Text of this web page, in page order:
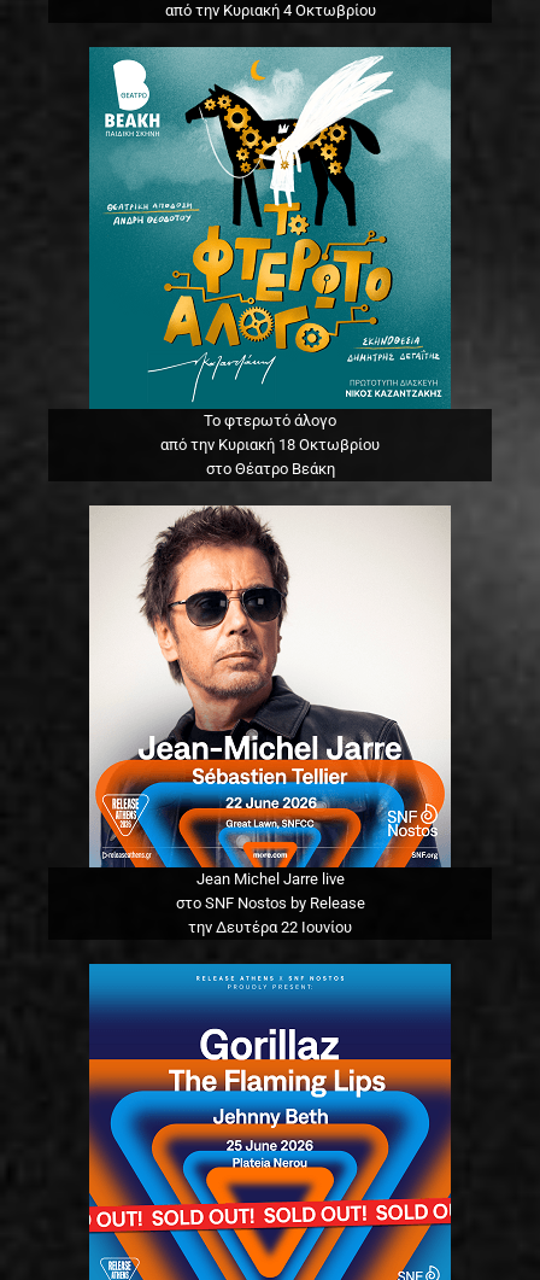
από την Κυριακή 4 Οκτωβρίου
Το φτερωτό άλογο
από την Κυριακή 18 Οκτωβρίου
στο Θέατρο Βεάκη
Jean Michel Jarre live
στο SNF Nostos by Release
την Δευτέρα 22 Ιουνίου